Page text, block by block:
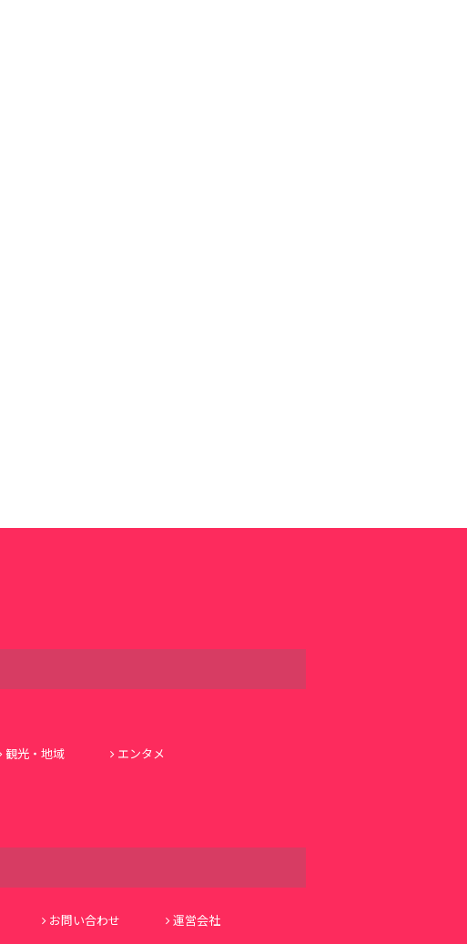
観光・地域
エンタメ
お問い合わせ 運営会社